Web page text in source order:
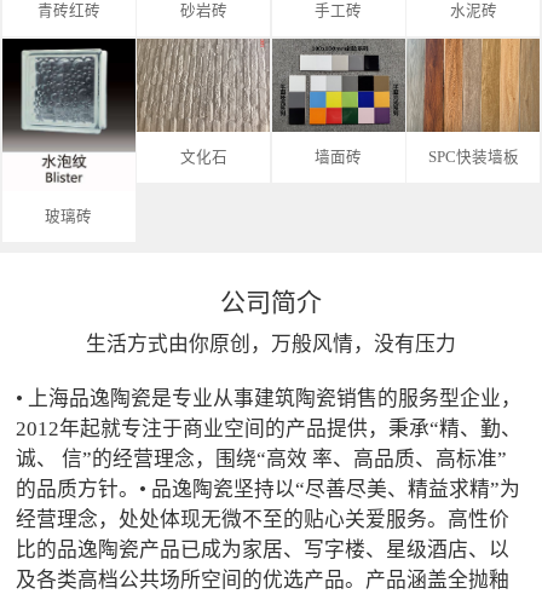
青砖红砖 砂岩砖 手工砖 水泥砖
玻璃砖
文化石 墙面砖 SPC快装墙板
公司简介
生活方式由你原创，万般风情，没有压力
• 上海品逸陶瓷是专业从事建筑陶瓷销售的服务型企业，
2012年起就专注于商业空间的产品提供，秉承“精、勤、
诚、 信”的经营理念，围绕“高效 率、高品质、高标准”
的品质方针。• 品逸陶瓷坚持以“尽善尽美、精益求精”为
经营理念，处处体现无微不至的贴心关爱服务。高性价
比的品逸陶瓷产品已成为家居、写字楼、星级酒店、以
及各类高档公共场所空间的优选产品。产品涵盖全抛釉